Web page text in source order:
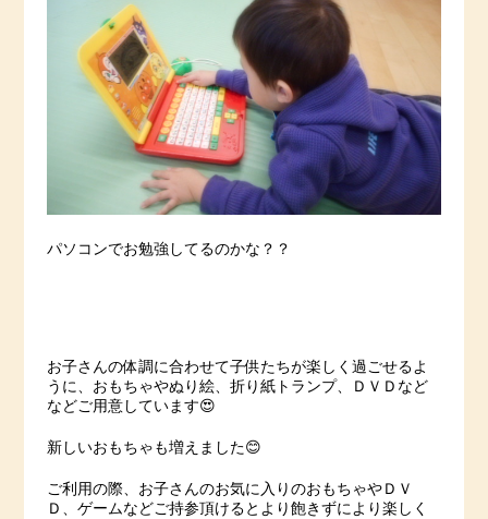
パソコンでお勉強してるのかな？？
お子さんの体調に合わせて子供たちが楽しく過ごせるよ
うに、おもちゃやぬり絵、折り紙トランプ、ＤＶＤなど
などご用意しています😍
新しいおもちゃも増えました😊
ご利用の際、お子さんのお気に入りのおもちゃやＤＶ
Ｄ、ゲームなどご持参頂けるとより飽きずにより楽しく